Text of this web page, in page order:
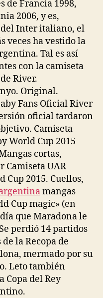
de Francia 1998,
2006, y es,
del Inter italiano, el
veces ha vestido la
Tal es así
con la camiseta
River.
Original.
Fans Oficial River
oficial tardaron
Camiseta
World Cup 2015
cortas,
Camiseta UAR
Cup 2015. Cuellos,
mangas
Cup magic» (en
que Maradona le
perdió 14 partidos
la Recopa de
mermado por su
Leto también
Copa del Rey